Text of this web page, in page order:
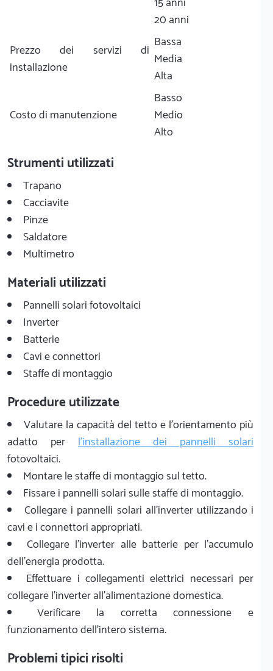
20 anni
Prezzo dei servizi di
installazione
Bassa
Media
Alta
Costo di manutenzione
Basso
Medio
Alto
Strumenti utilizzati
Trapano
Cacciavite
Pinze
Saldatore
Multimetro
Materiali utilizzati
Pannelli solari fotovoltaici
Inverter
Batterie
Cavi e connettori
Staffe di montaggio
Procedure utilizzate
Valutare la capacità del tetto e l'orientamento più
adatto per l'installazione dei pannelli solari
fotovoltaici.
Montare le staffe di montaggio sul tetto.
Fissare i pannelli solari sulle staffe di montaggio.
Collegare i pannelli solari all'inverter utilizzando i
cavi e i connettori appropriati.
Collegare l'inverter alle batterie per l'accumulo
dell'energia prodotta.
Effettuare i collegamenti elettrici necessari per
collegare l'inverter all'alimentazione domestica.
Verificare la corretta connessione e
funzionamento dell'intero sistema.
Problemi tipici risolti